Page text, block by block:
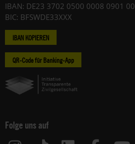
IBAN: DE23 3702 0500 0008 0901 00
BIC: BFSWDE33XXX
IBAN KOPIEREN
QR-Code für Banking-App
Folge uns auf